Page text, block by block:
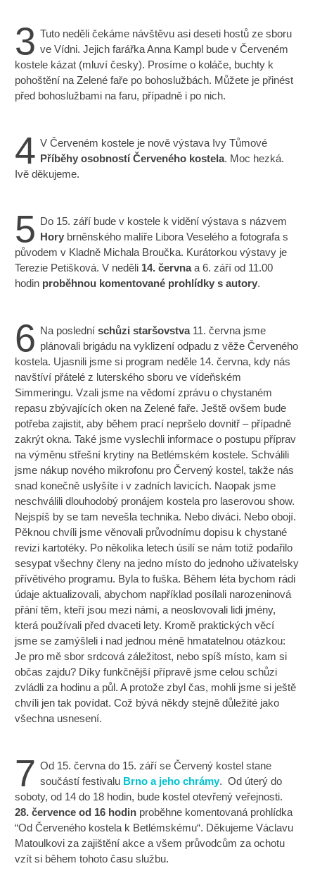
3 Tuto neděli čekáme návštěvu asi deseti hostů ze sboru
ve Vídni. Jejich farářka Anna Kampl bude v Červeném
kostele kázat (mluví česky). Prosíme o koláče, buchty k
pohoštění na Zelené faře po bohoslužbách. Můžete je přinést
před bohoslužbami na faru, případně i po nich.
4 V Červeném kostele je nově výstava Ivy Tůmové
Příběhy osobností Červeného kostela. Moc hezká.
Ivě děkujeme.
5 Do 15. září bude v kostele k vidění výstava s názvem
Horybrněnského malíře Libora Veselého a fotografa s
původem v Kladně Michala Broučka. Kurátorkou výstavy je
Terezie Petišková. V neděli 14. červnaa 6. září od 11.00
hodin proběhnou komentované prohlídky s autory.
6 Na poslední schůzi staršovstva11. června jsme
plánovali brigádu na vyklizení odpadu z věže Červeného
kostela. Ujasnili jsme si program neděle 14. června, kdy nás
navštíví přátelé z luterského sboru ve vídeňském
Simmeringu. Vzali jsme na vědomí zprávu o chystaném
repasu zbývajících oken na Zelené faře. Ještě ovšem bude
potřeba zajistit, aby během prací nepršelo dovnitř – případně
zakrýt okna. Také jsme vyslechli informace o postupu příprav
na výměnu střešní krytiny na Betlémském kostele. Schválili
jsme nákup nového mikrofonu pro Červený kostel, takže nás
snad konečně uslyšíte i v zadních lavicích. Naopak jsme
neschválili dlouhodobý pronájem kostela pro laserovou show.
Nejspíš by se tam nevešla technika. Nebo diváci. Nebo obojí.
Pěknou chvíli jsme věnovali průvodnímu dopisu k chystané
revizi kartotéky. Po několika letech úsilí se nám totiž podařilo
sesypat všechny členy na jedno místo do jednoho uživatelsky
přívětivého programu. Byla to fuška. Během léta bychom rádi
údaje aktualizovali, abychom například posílali narozeninová
přání těm, kteří jsou mezi námi, a neoslovovali lidi jmény,
která používali před dvaceti lety. Kromě praktických věcí
jsme se zamýšleli i nad jednou méně hmatatelnou otázkou:
Je pro mě sbor srdcová záležitost, nebo spíš místo, kam si
občas zajdu? Díky funkčnější přípravě jsme celou schůzi
zvládli za hodinu a půl. A protože zbyl čas, mohli jsme si ještě
chvíli jen tak povídat. Což bývá někdy stejně důležité jako
všechna usnesení.
7 Od 15. června do 15. září se Červený kostel stane
součástí festivalu Brno a jeho chrámy. Od úterý do
soboty, od 14 do 18 hodin, bude kostel otevřený veřejnosti.
28. července od 16 hodin proběhne komentovaná prohlídka
“Od Červeného kostela k Betlémskému“. Děkujeme Václavu
Matoulkovi za zajištění akce a všem průvodcům za ochotu
vzít si během tohoto času službu.